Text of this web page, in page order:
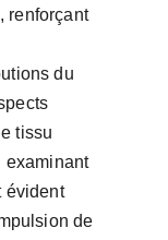
renforçant
du
tissu
examinant
évident
de